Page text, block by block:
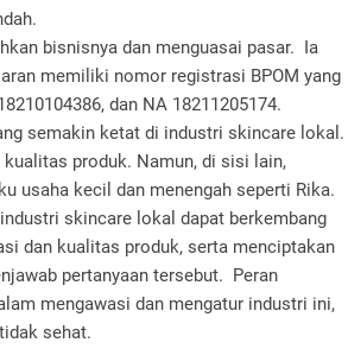
bisnisnya dan menguasai pasar. Ia
memiliki nomor registrasi BPOM yang
dan NA 18211205174.
semakin ketat di industri skincare lokal.
produk. Namun, di sisi lain,
usaha kecil dan menengah seperti Rika.
skincare lokal dapat berkembang
dan kualitas produk, serta menciptakan
pertanyaan tersebut. Peran
mengawasi dan mengatur industri ini,
sehat.